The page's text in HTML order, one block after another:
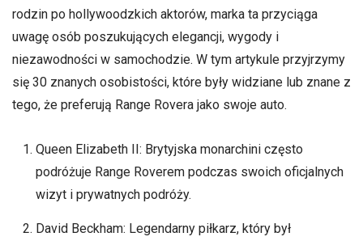
rodzin po hollywoodzkich aktorów, marka ta przyciąga
uwagę osób poszukujących elegancji, wygody i
niezawodności w samochodzie. W tym artykule przyjrzymy
się 30 znanych osobistości, które były widziane lub znane z
tego, że preferują Range Rovera jako swoje auto.
Queen Elizabeth II: Brytyjska monarchini często
podróżuje Range Roverem podczas swoich oficjalnych
wizyt i prywatnych podróży.
David Beckham: Legendarny piłkarz, który był